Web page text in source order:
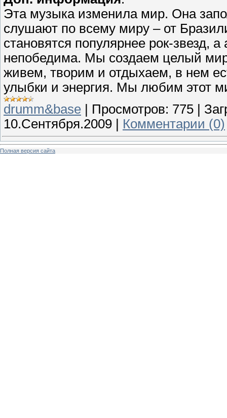
Эта музыка изменила мир. Она
слушают по всему миру – от
становятся популярнее рок-звезд,
непобедима. Мы создаем целый
живем, творим и отдыхаем, в нем
улыбки и энергия. Мы любим этот
drumm&base
Просмотров: 775
10.Сентября.2009
Комментарии (0)
Полная версия сайта